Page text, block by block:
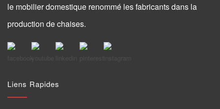
le mobilier domestique renommé les fabricants dans la
production de chaises.
Liens Rapides